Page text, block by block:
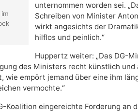
unternommen worden sei.
Schreiben von Minister
wirkt angesichts der
hilflos und peinlich.“
Huppertz weiter: „Das DG-
des Ministers recht künstlich und
wie empört jemand über eine ihm
vermochte.“
Koalition eingereichte Forderung an